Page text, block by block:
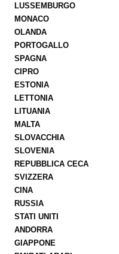
LUSSEMBURGO
MONACO
OLANDA
PORTOGALLO
SPAGNA
CIPRO
ESTONIA
LETTONIA
LITUANIA
MALTA
SLOVACCHIA
SLOVENIA
REPUBBLICA CECA
SVIZZERA
CINA
RUSSIA
STATI UNITI
ANDORRA
GIAPPONE